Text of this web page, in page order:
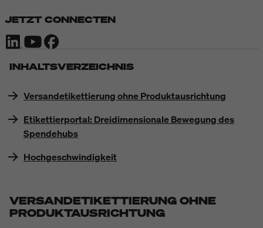
JETZT CONNECTEN
INHALTSVERZEICHNIS
Versandetikettierung ohne Produktausrichtung
Etikettierportal: Dreidimensionale Bewegung des
Spendehubs
Hochgeschwindigkeit
VERSANDETIKETTIERUNG OHNE
PRODUKTAUSRICHTUNG